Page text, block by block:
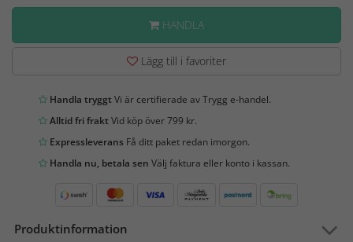
HANDLA
Lägg till i favoriter
Handla tryggtVi är certifierade av Trygg e-handel.
Alltid fri fraktVid köp över 799 kr.
Expressleverans Få ditt paket redan imorgon.
Handla nu, betala sen Välj faktura eller konto i kassan.
Produktinformation